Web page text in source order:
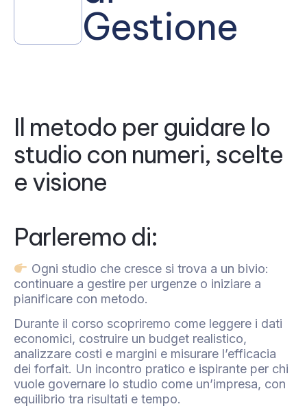
Gestione
Il metodo per guidare lo
studio con numeri, scelte
e visione
Parleremo di:
Ogni studio che cresce si trova a un bivio:
continuare a gestire per urgenze o iniziare a
pianificare con metodo.
Durante il corso scopriremo come leggere i dati
economici, costruire un budget realistico,
analizzare costi e margini e misurare l’efficacia
dei forfait. Un incontro pratico e ispirante per chi
vuole governare lo studio come un’impresa, con
equilibrio tra risultati e tempo.